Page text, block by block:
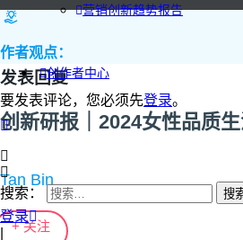
营销创新趋势报告
创作者中心
搜索：
登录
作者观点：
发表回复
要发表评论，您必须先登录。
创新研报｜2024女性品质
Tan Bin
+ 关注